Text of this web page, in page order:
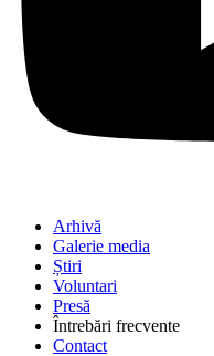
Arhivă
Galerie media
Știri
Voluntari
Presă
Întrebări frecvente
Contact